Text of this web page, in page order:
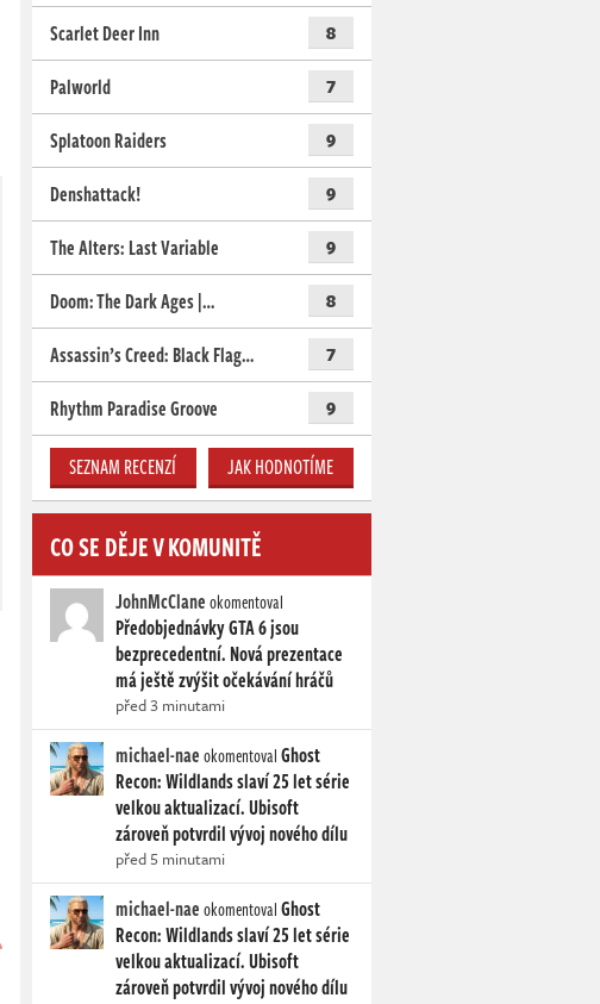
Scarlet Deer Inn
8
Palworld 7
Splatoon Raiders 9
Denshattack! 9
The Alters: Last Variable 9
Doom: The Dark Ages |… 8
Assassin’s Creed: Black Flag… 7
Rhythm Paradise Groove 9
SEZNAM RECENZÍ JAK HODNOTÍME
CO SE DĚJE V KOMUNITĚ
JohnMcClaneokomentoval
Předobjednávky GTA 6 jsou
bezprecedentní. Nová prezentace
má ještě zvýšit očekávání hráčů
před 3 minutami
michael-naeokomentovalGhost
Recon: Wildlands slaví 25 let série
velkou aktualizací. Ubisoft
zároveň potvrdil vývoj nového dílu
před 5 minutami
michael-naeokomentovalGhost
Recon: Wildlands slaví 25 let série
velkou aktualizací. Ubisoft
zároveň potvrdil vývoj nového dílu